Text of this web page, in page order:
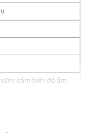
cảm biến độ ẩm
nhẹ nhàng hạn chế
System